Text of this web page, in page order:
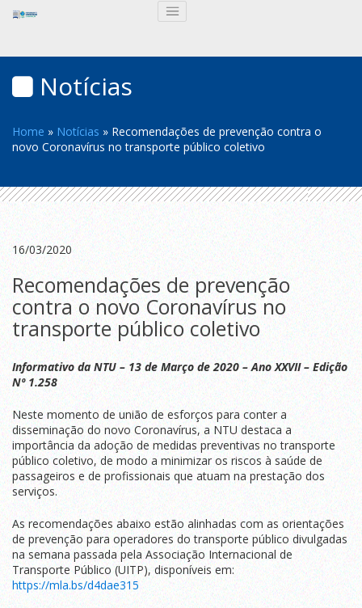
Notícias
Home » Notícias » Recomendações de prevenção contra o
novo Coronavírus no transporte público coletivo
16/03/2020
Recomendações de prevenção
contra o novo Coronavírus no
transporte público coletivo
Informativo da NTU – 13 de Março de 2020 – Ano XXVII – Edição
Nº 1.258
Neste momento de união de esforços para conter a
disseminação do novo Coronavírus, a NTU destaca a
importância da adoção de medidas preventivas no transporte
público coletivo, de modo a minimizar os riscos à saúde de
passageiros e de profissionais que atuam na prestação dos
serviços.
As recomendações abaixo estão alinhadas com as orientações
de prevenção para operadores do transporte público divulgadas
na semana passada pela Associação Internacional de
Transporte Público (UITP), disponíveis em:
https://mla.bs/d4dae315